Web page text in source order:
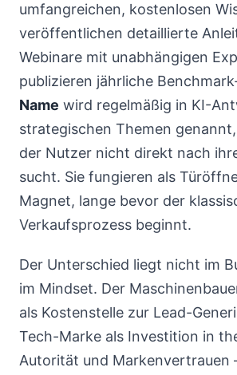
umfangreichen, kostenlosen
veröffentlichen detaillierte
Webinare mit unabhängigen
publizieren jährliche
Name wird regelmäßig in KI-
strategischen Themen
der Nutzer nicht direkt nach
sucht. Sie fungieren als
Magnet, lange bevor der
Verkaufsprozess beginnt.
Der Unterschied liegt nicht im
im Mindset. Der
als Kostenstelle zur Lead-
Tech-Marke als Investition in
Autorität und Markenvertrauen